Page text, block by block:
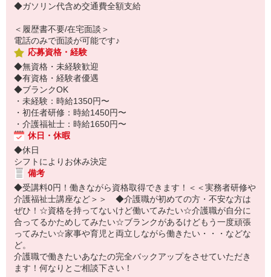
◆ガソリン代含め交通費全額支給
＜履歴書不要/在宅面談＞
電話のみで面談が可能です♪
応募資格・経験
◆無資格・未経験歓迎
◆有資格・経験者優遇
◆ブランクOK
・未経験：時給1350円〜
・初任者研修：時給1450円〜
・介護福祉士：時給1650円〜
休日・休暇
◆休日
シフトによりお休み決定
備考
◆受講料0円！働きながら資格取得できます！＜＜実務者研修や
介護福祉士講座など＞＞ ◆介護職が初めての方・不安な方は
ぜひ！☆資格を持ってないけど働いてみたい☆介護職が自分に
合ってるかためしてみたい☆ブランクがあるけどもう一度頑張
ってみたい☆家事や育児と両立しながら働きたい・・・などな
ど。
介護職で働きたいあなたの完全バックアップをさせていただき
ます！何なりとご相談下さい！